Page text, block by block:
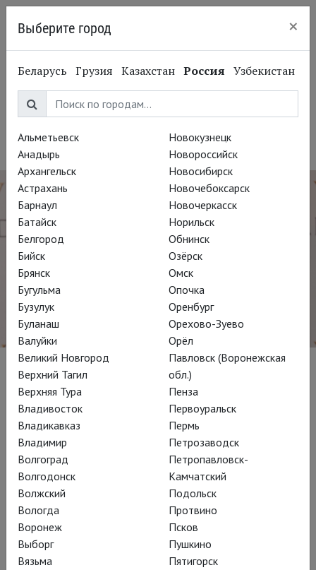
Джейми Паркер
Jamie Parker
Актёр
Биография
Этот британский актер стал любимцем публики, когда
Доминик Дромгул пригласил его сыграть в своей
«генриаде» в театре «Глобус», – сначала принца Хэла в
двух частях «Генриха IV» в 2010 году, а затем в «Генрихе
V» в 2012-м.
Настоящий звездный час настал для Паркера в 2016, когда
могущественный британский продюсер Соня Фридман
утвердила его на роль Гарри Поттера в одной из самых
Выберите город ×
Беларусь Грузия Казахстан Россия Узбекистан
Альметьевск
Анадырь
Архангельск
Астрахань
Барнаул
Батайск
Белгород
Бийск
Брянск
Бугульма
Бузулук
Буланаш
Валуйки
Великий Новгород
Верхний Тагил
Верхняя Тура
Владивосток
Владикавказ
Владимир
Волгоград
Волгодонск
Волжский
Вологда
Воронеж
Выборг
Вязьма
Новокузнецк
Новороссийск
Новосибирск
Новочебоксарск
Новочеркасск
Норильск
Обнинск
Озёрск
Омск
Опочка
Оренбург
Орехово-Зуево
Орёл
Павловск (Воронежская
обл.)
Пенза
Первоуральск
Пермь
Петрозаводск
Петропавловск-
Камчатский
Подольск
Протвино
Псков
Пушкино
Пятигорск